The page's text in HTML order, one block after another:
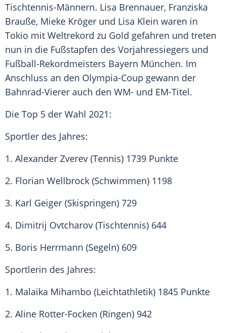
Tischtennis-Männern. Lisa Brennauer, Franziska
Brauße, Mieke Kröger und Lisa Klein waren in
Tokio mit Weltrekord zu Gold gefahren und treten
nun in die Fußstapfen des Vorjahressiegers und
Fußball-Rekordmeisters Bayern München. Im
Anschluss an den Olympia-Coup gewann der
Bahnrad-Vierer auch den WM- und EM-Titel.
Die Top 5 der Wahl 2021:
Sportler des Jahres:
1. Alexander Zverev (Tennis) 1739 Punkte
2. Florian Wellbrock (Schwimmen) 1198
3. Karl Geiger (Skispringen) 729
4. Dimitrij Ovtcharov (Tischtennis) 644
5. Boris Herrmann (Segeln) 609
Sportlerin des Jahres:
1. Malaika Mihambo (Leichtathletik) 1845 Punkte
2. Aline Rotter-Focken (Ringen) 942